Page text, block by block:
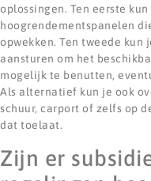
oplossingen. Ten eerste
hoogrendementspanelen
opwekken. Ten tweede
aansturen om het
mogelijk te benutten,
Als alternatief kun je ook
schuur, carport of zelfs op
dat toelaat.
Zijn er